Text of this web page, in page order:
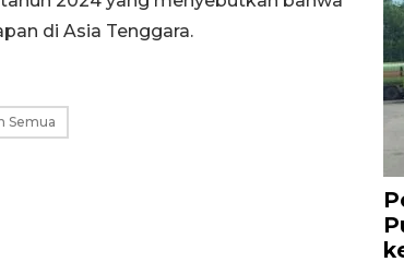
di Asia Tenggara.
Semua